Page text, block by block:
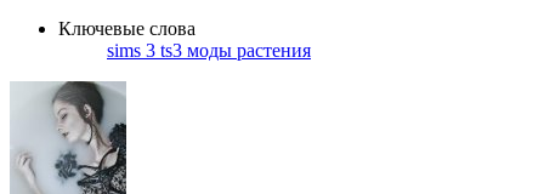
Ключевые слова
sims 3 ts3 моды растения